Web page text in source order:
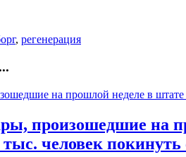
, регенерация
произошедшие на
человек покинуть